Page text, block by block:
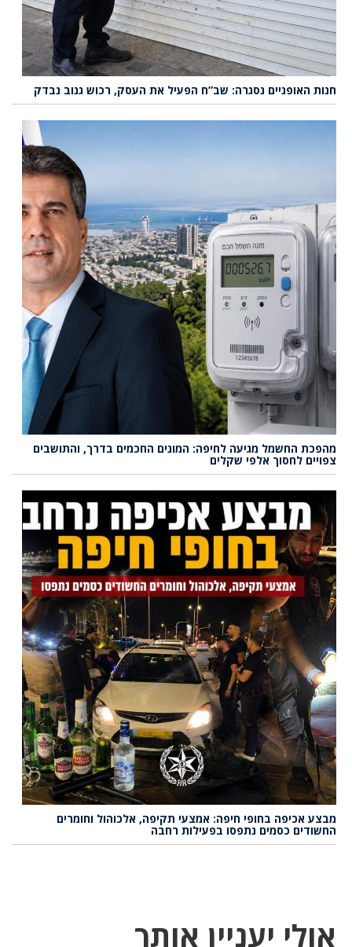
חנות האופניים נסגרה: שב”ח הפעיל את העסק, רכוש גנוב נבדק
מהפכת החשמל מגיעה לחיפה: המונים החכמים בדרך, והתושבים
צפויים לחסוך אלפי שקלים
מבצע אכיפה בחופי חיפה: אמצעי תקיפה, אלכוהול וחומרים
החשודים כסמים נתפסו בפעילות רחבה
אולי יעניין אותך